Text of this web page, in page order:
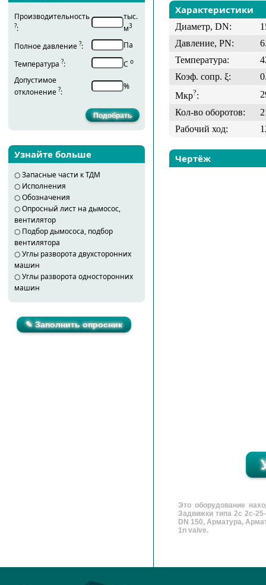
Производительность
?:
тыс.
м3
Полное давление ?:
Па
Температура ?: С о
Допустимое
отклонение ?:
%
Узнайте больше
○Запасные части к ТДМ
○ Исполнения
○Обозначения
○Опросный лист на дымосос,
вентилятор
○ Подбор дымососа, подбор
вентилятора
○Углы разворота двухсторонних
машин
○Углы разворота односторонних
машин
✎ Заполнить опросник
Характеристики
Диаметр, DN:
Давление, PN:
Температура:
Коэф. сопр. ξ:
Мкр?:
Кол-во оборотов:
Рабочий ход:
Чертёж
Это оборудование
Задвижки типа 2с 2с-
DN 150, Арматура,
1n valve.